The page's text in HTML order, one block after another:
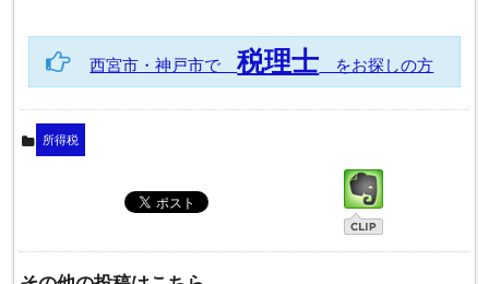
西宮市・神戸市で税理士 をお探しの方
所得税